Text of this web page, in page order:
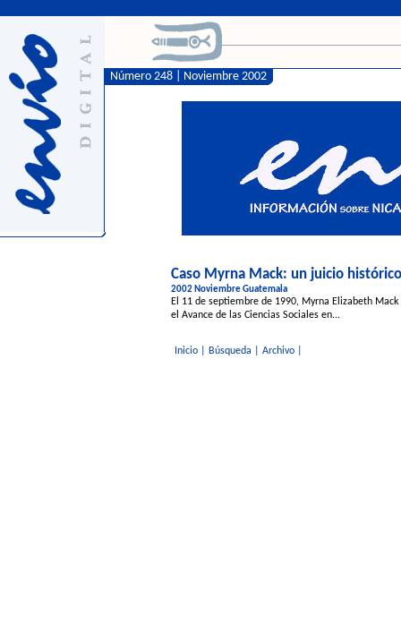
Número 248 | Noviembre 2002
Caso Myrna Mack: un juicio histórico
2002 Noviembre Guatemala
El 11 de septiembre de 1990, Myrna Elizabeth
el Avance de las Ciencias Sociales en...
Inicio| Búsqueda Archivo|